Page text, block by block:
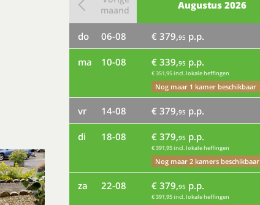
Augustus 2026
maand
do 06-08 € 379,95 p.p.
ma 10-08 € 339,95 p.p.
€ 351,95 incl. lokale heffingen
Nog maar 1 kamer beschikbaar
vr 14-08 € 379,95 p.p.
di 18-08 € 379,95 p.p.
€ 391,95 incl. lokale heffingen
Nog maar 2 kamers beschikbaar
za 22-08 € 379,95 p.p.
€ 391,95 incl. lokale heffingen